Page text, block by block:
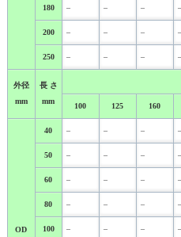
180 – – – –
200 – – – –
250 – – – –
外径
mm
長 さ
mm
100 125 160
OD
40 – – – –
50 – – – –
60 – – – –
80 – – – –
100 – – – –